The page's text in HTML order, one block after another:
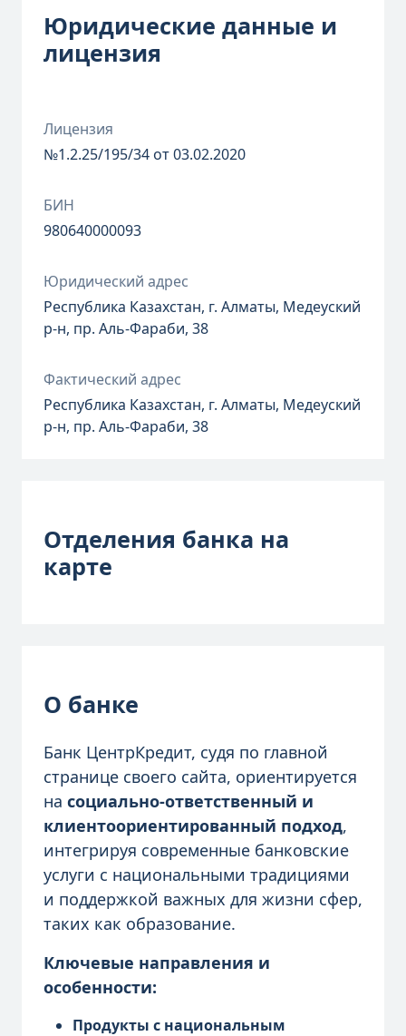
Юридические данные и
лицензия
Лицензия
№1.2.25/195/34 от 03.02.2020
БИН
980640000093
Юридический адрес
Республика Казахстан, г. Алматы, Медеуский
р-н, пр. Аль-Фараби, 38
Фактический адрес
Республика Казахстан, г. Алматы, Медеуский
р-н, пр. Аль-Фараби, 38
Отделения банка на
карте
О банке
Банк ЦентрКредит, судя по главной
странице своего сайта, ориентируется
на социально-ответственный и
клиентоориентированный подход,
интегрируя современные банковские
услуги с национальными традициями
и поддержкой важных для жизни сфер,
таких как образование.
Ключевые направления и
особенности:
Продукты с национальным